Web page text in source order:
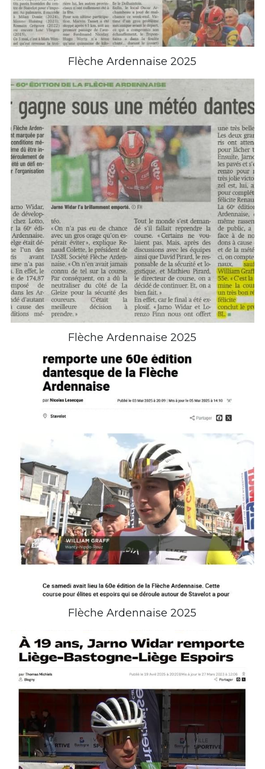
Flèche Ardennaise 2025
Flèche Ardennaise 2025
Flèche Ardennaise 2025